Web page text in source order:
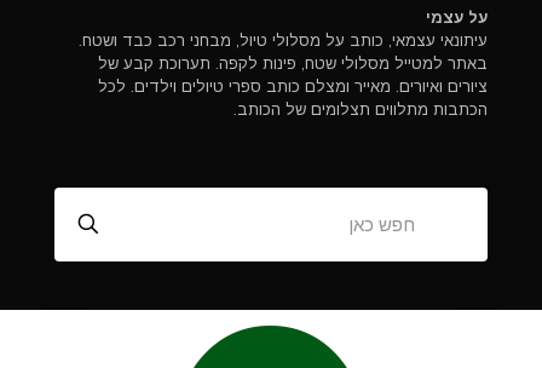
על עצמי
עיתונאי עצמאי, כותב על מסלולי טיול, מבחני רכב כבד ושטח.
באתר למטייל מסלולי שטח, פינות לקפה. תערוכת קבע של
ציורים ואיורים. מאייר ומצלם כותב ספרי טיולים וילדים. לכל
הכתבות מתלווים תצלומים של הכותב.